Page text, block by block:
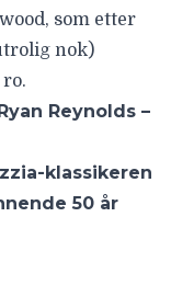
som etter
nok)
Reynolds –
klassikeren
50 år